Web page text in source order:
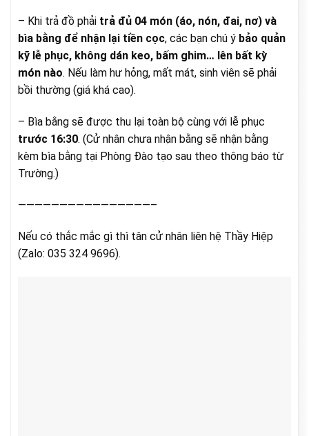
– Khi trả đồ phải trả đủ 04 món (áo, nón, đai, nơ) và
bìa bằng để nhận lại tiền cọc, các bạn chú ý bảo quản
kỹ lễ phục, không dán keo, bấm ghim… lên bất kỳ
món nào. Nếu làm hư hỏng, mất mát, sinh viên sẽ phải
bồi thường (giá khá cao).
– Bìa bằng sẽ được thu lại toàn bộ cùng với lễ phục
trước 16:30. (Cử nhân chưa nhận bằng sẽ nhận bằng
kèm bìa bằng tại Phòng Đào tạo sau theo thông báo từ
Trường.)
————————————————–
Nếu có thắc mắc gì thì tân cử nhân liên hệ Thầy Hiệp
(Zalo: 035 324 9696).